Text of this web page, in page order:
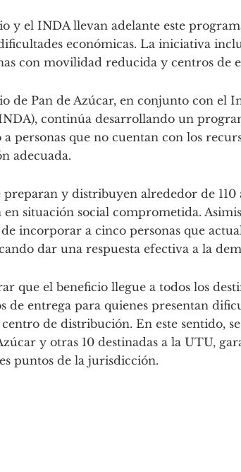
y el INDA llevan adelante este
económicas. La iniciativa
con movilidad reducida y centros de
de Pan de Azúcar, en conjunto con el
continúa desarrollando un
personas que no cuentan con los
adecuada.
preparan y distribuyen alrededor de 110
en situación social comprometida.
incorporar a cinco personas que
dar una respuesta efectiva a la
que el beneficio llegue a todos los
de entrega para quienes presentan
de distribución. En este sentido,
y otras 10 destinadas a la UTU,
puntos de la jurisdicción.